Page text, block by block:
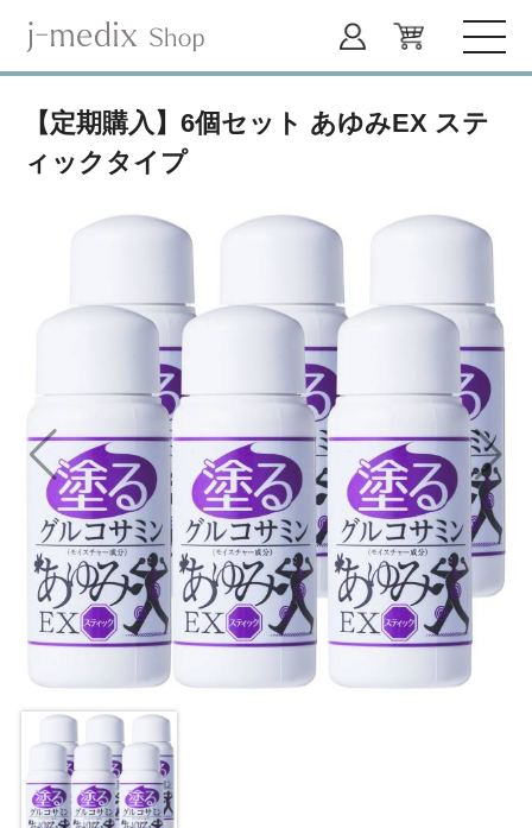
【定期購入】6個セット あゆみEX ステ
ィックタイプ